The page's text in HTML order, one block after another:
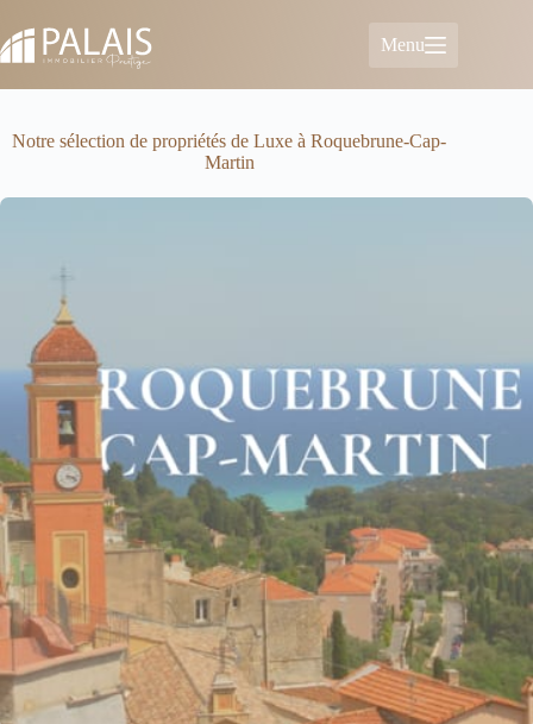
au
contenu
Menu
Notre sélection de propriétés de Luxe à Roquebrune-Cap-
Martin